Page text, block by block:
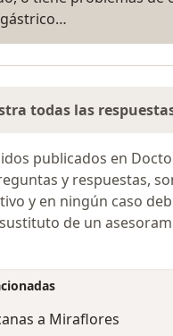
todas las
publicados en
y respuestas,
y en ningún caso
de un
a Miraflores